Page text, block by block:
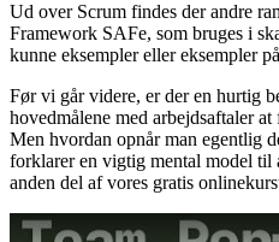
Ud over Scrum findes der andre
Framework SAFe, som bruges i
kunne eksempler eller eksempler
Før vi går videre, er der en hurtig
hovedmålene med arbejdsaftaler
Men hvordan opnår man egentlig
forklarer en vigtig mental model til
anden del af vores gratis
Play